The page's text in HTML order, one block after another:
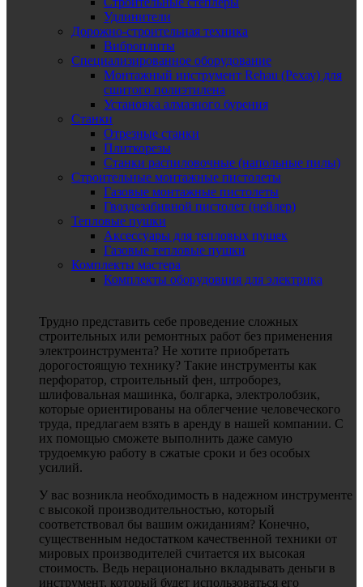
Удлинители
Дорожно-строительная техника
Виброплиты
Специализированное оборудование
Монтажный инструмент Rehau (Рехау) для
сшитого полиэтилена
Установка алмазного бурения
Станки
Отрезные станки
Плиткорезы
Станки распиловочные (напольные пилы)
Строительные монтажные пистолеты
Газовые монтажные пистолеты
Гвоздезабивной пистолет (нейлер)
Тепловые пушки
Аксессуары для тепловых пушек
Газовые тепловые пушки
Комплекты мастера
Комплекты оборудовния для электрика
Трудно представить себе проведение сложных
строительных или ремонтных работ без применения
электроинструмента? Не хотите приобретать
дорогостоящую технику? Такие инструменты как
перфоратор, строительный фен, штроборез,
шлифовальная машинка, болгарка, электролобзик,
которые ориентированы на облегчение человеческого
труда, предлагаем взять в аренду в нашей компании. С
их помощью сможете выполнить даже самую
трудоемкую работу в сжатые сроки и без особых
усилий.
У вас возникла необходимость в надежном инструменте
с высокой производительностью, который
соответствовал бы вашим ожиданиям? Конечно,
существенным недостатком качественной техники от
мировых производителей считается их высокая
стоимость. Ведь нерационально вкладывать деньги в
инструмент, который будет использоваться его